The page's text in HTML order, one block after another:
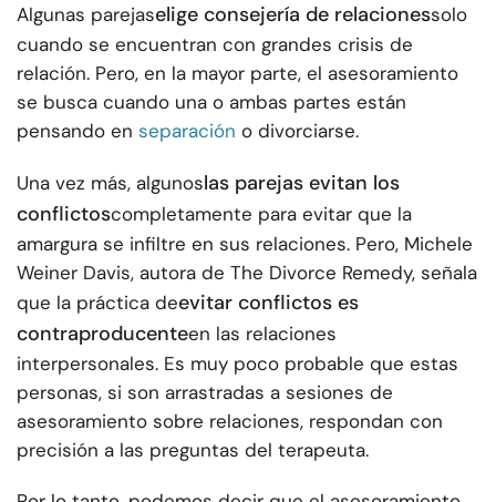
Algunas parejaselige consejería de relacionessolo
cuando se encuentran con grandes crisis de
relación. Pero, en la mayor parte, el asesoramiento
se busca cuando una o ambas partes están
pensando en separación o divorciarse.
Una vez más, algunoslas parejas evitan los
conflictoscompletamente para evitar que la
amargura se infiltre en sus relaciones. Pero, Michele
Weiner Davis, autora de The Divorce Remedy, señala
que la práctica deevitar conflictos es
contraproducenteen las relaciones
interpersonales. Es muy poco probable que estas
personas, si son arrastradas a sesiones de
asesoramiento sobre relaciones, respondan con
precisión a las preguntas del terapeuta.